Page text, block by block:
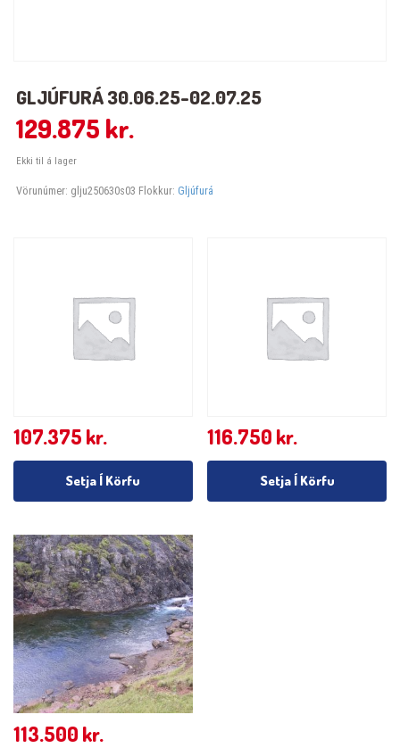
GLJÚFURÁ 30.06.25-02.07.25
129.875 kr.
Ekki til á lager
Vörunúmer: glju250630s03 Flokkur: Gljúfurá
107.375 kr.
Setja Í Körfu
116.750 kr.
Setja Í Körfu
113.500 kr.